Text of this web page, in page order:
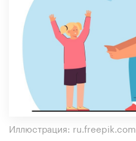
Иллюстрация: ru.freepik.com